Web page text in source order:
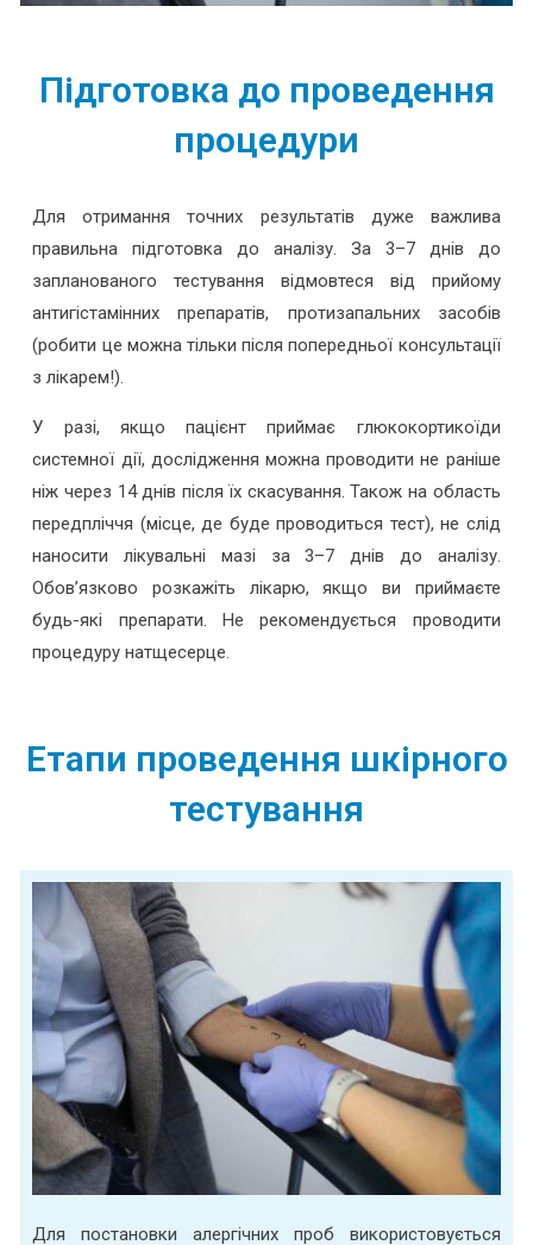
Підготовка до проведення
процедури
Для отримання точних результатів дуже важлива
правильна підготовка до аналізу. За 3–7 днів до
запланованого тестування відмовтеся від прийому
антигістамінних препаратів, протизапальних засобів
(робити це можна тільки після попередньої консультації
з лікарем!).
У разі, якщо пацієнт приймає глюкокортикоїди
системної дії, дослідження можна проводити не раніше
ніж через 14 днів після їх скасування. Також на область
передпліччя (місце, де буде проводиться тест), не слід
наносити лікувальні мазі за 3–7 днів до аналізу.
Обов’язково розкажіть лікарю, якщо ви приймаєте
будь-які препарати. Не рекомендується проводити
процедуру натщесерце.
Етапи проведення шкірного
тестування
Для постановки алергічних проб використовується